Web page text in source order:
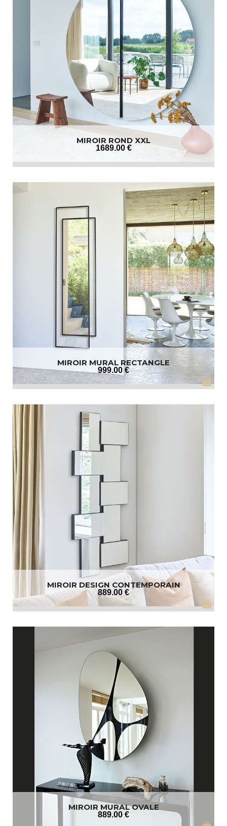
MIROIR ROND XXL
1689.00 €
MIROIR MURAL RECTANGLE
999.00 €
MIROIR DESIGN CONTEMPORAIN
889.00 €
MIROIR MURAL OVALE
889.00 €